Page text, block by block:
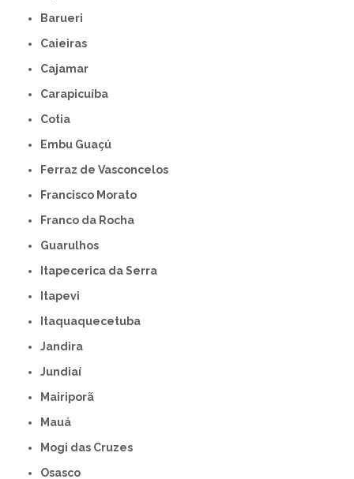
Barueri
Caieiras
Cajamar
Carapicuíba
Cotia
Embu Guaçú
Ferraz de Vasconcelos
Francisco Morato
Franco da Rocha
Guarulhos
Itapecerica da Serra
Itapevi
Itaquaquecetuba
Jandira
Jundiaí
Mairiporã
Mauá
Mogi das Cruzes
Osasco